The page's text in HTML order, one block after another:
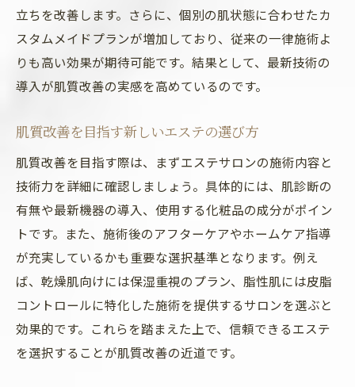
立ちを改善します。さらに、個別の肌状態に合わせたカ
スタムメイドプランが増加しており、従来の一律施術よ
りも高い効果が期待可能です。結果として、最新技術の
導入が肌質改善の実感を高めているのです。
肌質改善を目指す新しいエステの選び方
肌質改善を目指す際は、まずエステサロンの施術内容と
技術力を詳細に確認しましょう。具体的には、肌診断の
有無や最新機器の導入、使用する化粧品の成分がポイン
トです。また、施術後のアフターケアやホームケア指導
が充実しているかも重要な選択基準となります。例え
ば、乾燥肌向けには保湿重視のプラン、脂性肌には皮脂
コントロールに特化した施術を提供するサロンを選ぶと
効果的です。これらを踏まえた上で、信頼できるエステ
を選択することが肌質改善の近道です。